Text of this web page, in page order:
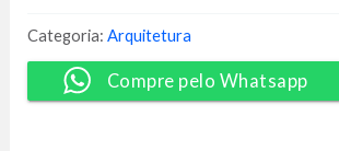
2018
-
Erick
Categoria:Arquitetura
Compre pelo Whatsapp